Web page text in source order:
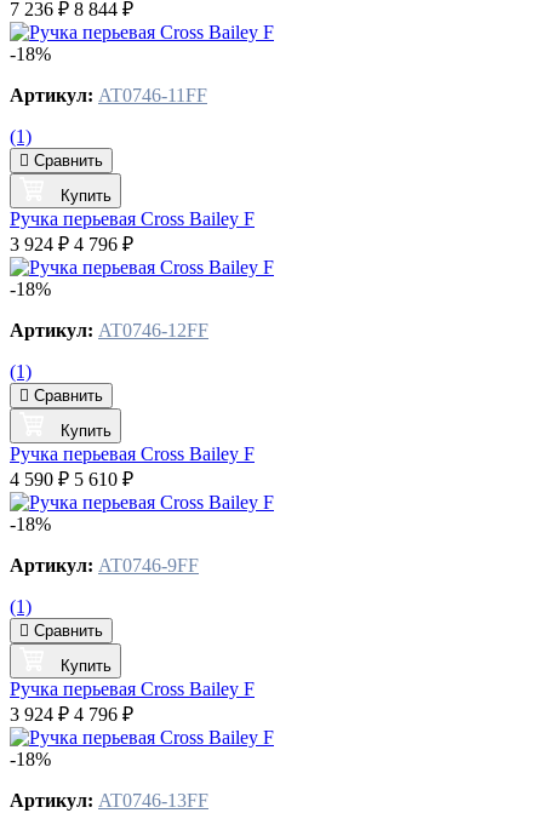
7 236 ₽ 8 844 ₽
-18%
Артикул: AT0746-11FF
(1)
Сравнить
Купить
Ручка перьевая Cross Bailey F
3 924 ₽ 4 796 ₽
-18%
Артикул: AT0746-12FF
(1)
Сравнить
Купить
Ручка перьевая Cross Bailey F
4 590 ₽ 5 610 ₽
-18%
Артикул: AT0746-9FF
(1)
Сравнить
Купить
Ручка перьевая Cross Bailey F
3 924 ₽ 4 796 ₽
-18%
Артикул: AT0746-13FF